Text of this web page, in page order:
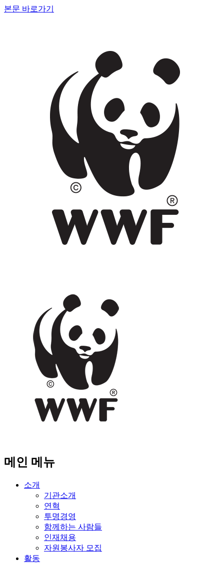
본문 바로가기
메인 메뉴
소개
기관소개
연혁
투명경영
함께하는 사람들
인재채용
자원봉사자 모집
활동